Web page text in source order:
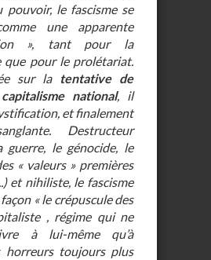
pouvoir, le fascisme se
une apparente
», tant pour la
que pour le prolétariat.
sur la tentative de
national, il
et finalement
Destructeur
guerre, le génocide, le
« valeurs » premières
et nihiliste, le fascisme
« le crépuscule des
, régime qui ne
à lui-même qu’à
horreurs toujours plus